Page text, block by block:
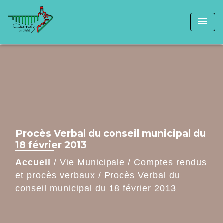
menu
Procès Verbal du conseil municipal du
18 février 2013
Accueil / Vie Municipale / Comptes rendus
et procès verbaux / Procès Verbal du
conseil municipal du 18 février 2013